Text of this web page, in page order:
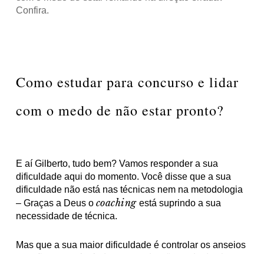
Confira.
Como estudar para concurso e lidar
com o medo de não estar pronto?
E aí Gilberto, tudo bem? Vamos responder a sua
dificuldade aqui do momento. Você disse que a sua
dificuldade não está nas técnicas nem na metodologia
– Graças a Deus o coachingestá suprindo a sua
necessidade de técnica.
Mas que a sua maior dificuldade é controlar os anseios